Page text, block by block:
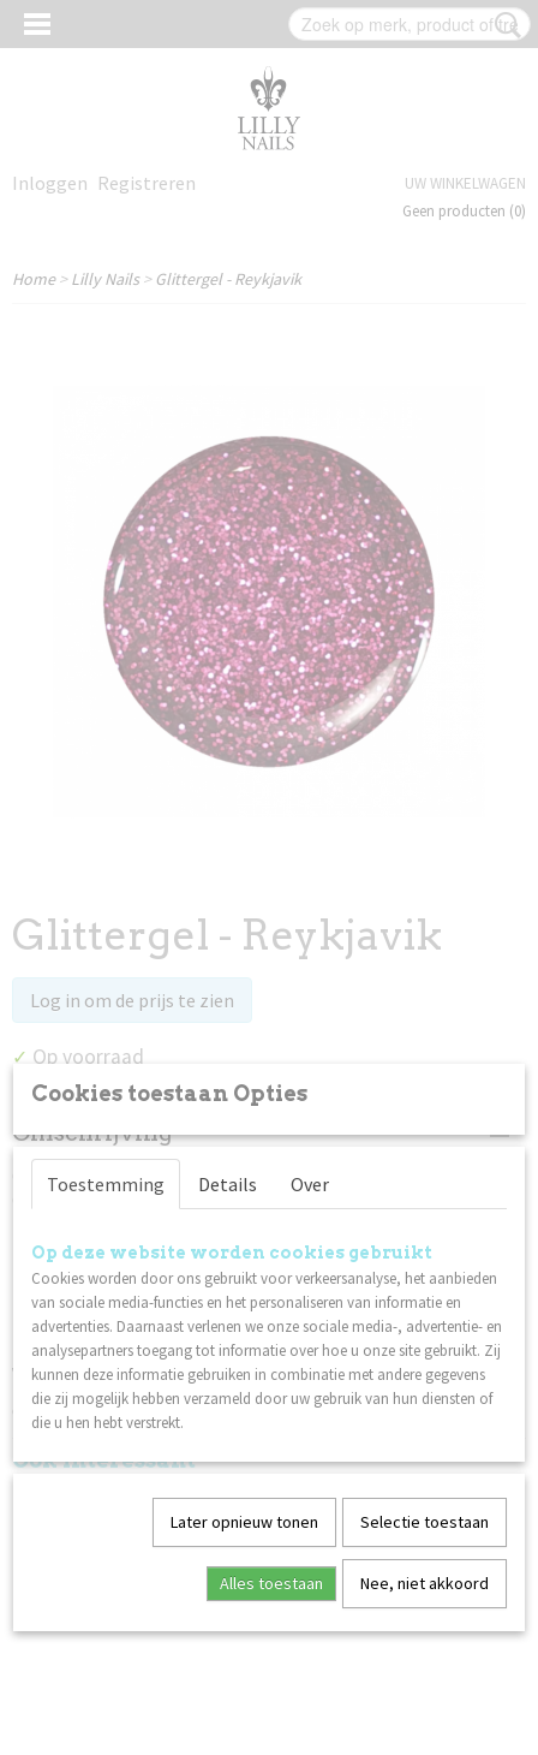
Inloggen Registreren
UW WINKELWAGEN
Geen producten (0)
Home>Lilly Nails> Glittergel - Reykjavik
Glittergel - Reykjavik
Log in om de prijs te zien
✓ Op voorraad
Omschrijving
Creëer een dramatische en glamoureuze look met Glitter
Uitharden:
2 minuten in een UV-lamp
40 seconden in een LED/UV-lamp
Veiligheidsinformatieblad:
Glitter Gels
Ook interessant
Cookies toestaan Opties
Toestemming Details Over
Op deze website worden cookies gebruikt
Cookies worden door ons gebruikt voor verkeersanalyse, het aanbieden
van sociale media-functies en het personaliseren van informatie en
advertenties. Daarnaast verlenen we onze sociale media-, advertentie- en
analysepartners toegang tot informatie over hoe u onze site gebruikt. Zij
kunnen deze informatie gebruiken in combinatie met andere gegevens
die zij mogelijk hebben verzameld door uw gebruik van hun diensten of
die u hen hebt verstrekt.
Later opnieuw tonen Selectie toestaan
Alles toestaan Nee, niet akkoord